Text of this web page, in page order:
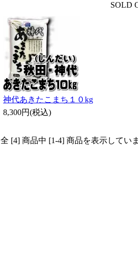
SOLD
神代あきたこまち１０kg
8,300円(税込)
全 [4] 商品中 [1-4] 商品を表示してい